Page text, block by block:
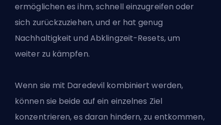
ermöglichen es ihm, schnell einzugreifen oder
sich zurückzuziehen, und er hat genug
Nachhaltigkeit und Abklingzeit-Resets, um
weiter zu kämpfen.
Wenn sie mit Daredevil kombiniert werden,
können sie beide auf ein einzelnes Ziel
konzentrieren, es daran hindern, zu entkommen,